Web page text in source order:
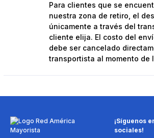
Para clientes que se
nuestra zona de retiro, el
únicamente a través del
cliente elija. El costo del
debe ser cancelado
transportista al momento de
¡Síguenos
sociales!